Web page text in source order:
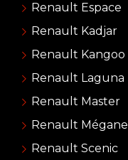
Renault Espace
Renault Kadjar
Renault Kangoo
Renault Laguna
Renault Master
Renault Mégane
Renault Scenic